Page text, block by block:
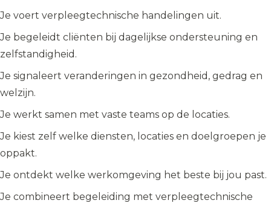
Je voert verpleegtechnische handelingen uit.
Je begeleidt cliënten bij dagelijkse ondersteuning en
zelfstandigheid.
Je signaleert veranderingen in gezondheid, gedrag en
welzijn.
Je werkt samen met vaste teams op de locaties.
Je kiest zelf welke diensten, locaties en doelgroepen je
oppakt.
Je ontdekt welke werkomgeving het beste bij jou past.
Je combineert begeleiding met verpleegtechnische